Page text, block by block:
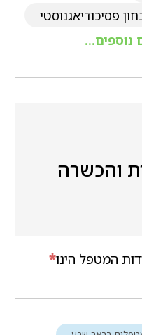
פסיכודיאגנוסטי
נוספים...
והכשרה
*המטפל הינו